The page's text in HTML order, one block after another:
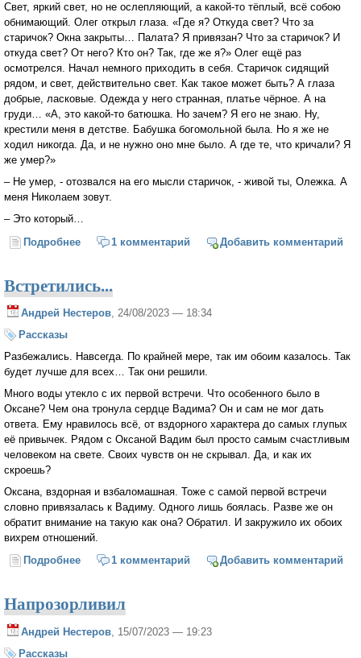
Свет, яркий свет, но не ослепляющий, а какой-то тёплый, всё собою
обнимающий. Олег открыл глаза. «Где я? Откуда свет? Что за
старичок? Окна закрыты… Палата? Я привязан? Что за старичок? И
откуда свет? От него? Кто он? Так, где же я?» Олег ещё раз
осмотрелся. Начал немного приходить в себя. Старичок сидящий
рядом, и свет, действительно свет. Как такое может быть? А глаза
добрые, ласковые. Одежда у него странная, платье чёрное. А на
груди… «А, это какой-то батюшка. Но зачем? Я его не знаю. Ну,
крестили меня в детстве. Бабушка богомольной была. Но я же не
ходил никогда. Да, и не нужно оно мне было. А где те, что кричали? Я
же умер?»
– Не умер, - отозвался на его мысли старичок, - живой ты, Олежка. А
меня Николаем зовут.
– Это который…
Подробнее о Сторож1 комментарий Добавить комментарий
Встретились...
Андрей Нестеров, 24/08/2023 — 18:34
Рассказы
Разбежались. Навсегда. По крайней мере, так им обоим казалось. Так
будет лучше для всех… Так они решили.
Много воды утекло с их первой встречи. Что особенного было в
Оксане? Чем она тронула сердце Вадима? Он и сам не мог дать
ответа. Ему нравилось всё, от вздорного характера до самых глупых
её привычек. Рядом с Оксаной Вадим был просто самым счастливым
человеком на свете. Своих чувств он не скрывал. Да, и как их
скроешь?
Оксана, вздорная и взбаломашная. Тоже с самой первой встречи
словно привязалась к Вадиму. Одного лишь боялась. Разве же он
обратит внимание на такую как она? Обратил. И закружило их обоих
вихрем отношений.
Подробнее о Встретились...
1 комментарий Добавить комментарий
Напрозорливил
Андрей Нестеров, 15/07/2023 — 19:23
Рассказы